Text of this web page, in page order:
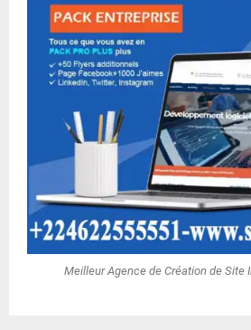
Meilleur Agence de Création de Site